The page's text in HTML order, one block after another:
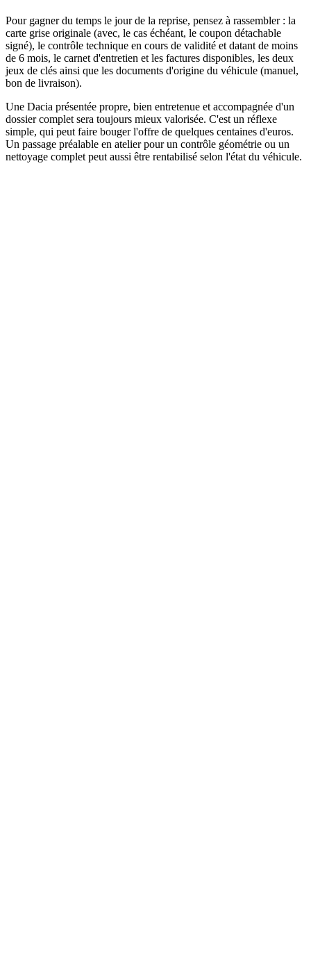
Pour gagner du temps le jour de la reprise, pensez à rassembler : la
carte grise originale (avec, le cas échéant, le coupon détachable
signé), le contrôle technique en cours de validité et datant de moins
de 6 mois, le carnet d'entretien et les factures disponibles, les deux
jeux de clés ainsi que les documents d'origine du véhicule (manuel,
bon de livraison).
Une Dacia présentée propre, bien entretenue et accompagnée d'un
dossier complet sera toujours mieux valorisée. C'est un réflexe
simple, qui peut faire bouger l'offre de quelques centaines d'euros.
Un passage préalable en atelier pour un contrôle géométrie ou un
nettoyage complet peut aussi être rentabilisé selon l'état du véhicule.